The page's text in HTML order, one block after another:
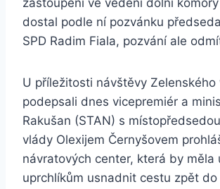
zastoupení ve vedení dolní
dostal podle ní pozvánku
SPD Radim Fiala, pozvání ale
U příležitosti návštěvy Zelenského
podepsali dnes vicepremiér a
Rakušan (STAN) s
vlády Olexijem Černyšovem
návratových center, která by měla
uprchlíkům usnadnit cestu zpět